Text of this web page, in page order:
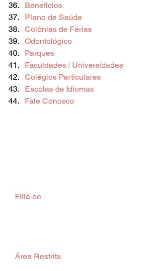
Benefícios
Plano de Saúde
Colônias de Férias
Odontológico
Parques
Faculdades / Universidades
Colégios Particulares
Escolas de Idiomas
Fale Conosco
  Filie-se
  Área Restrita